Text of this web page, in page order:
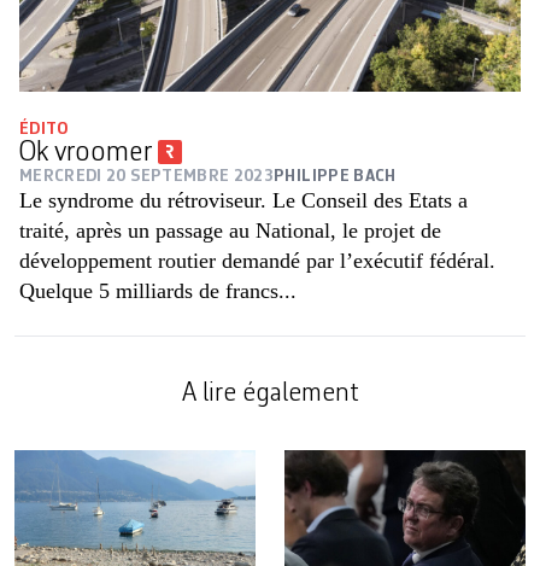
ÉDITO
Ok vroomer
MERCREDI 20 SEPTEMBRE 2023 PHILIPPE BACH
Le syndrome du rétroviseur. Le Conseil des Etats a
traité, après un passage au National, le projet de
développement routier demandé par l’exécutif fédéral.
Quelque 5 milliards de francs...
A lire également